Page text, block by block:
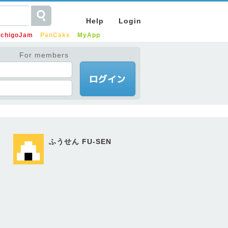
Help Login
IchigoJam PanCake MyApp
For members
ふうせん FU-SEN